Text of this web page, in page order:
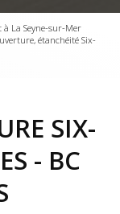
La Seyne-sur-Mer
étanchéité Six-
SIX-
- BC